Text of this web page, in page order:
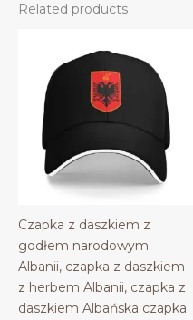
Related products
Czapka z daszkiem z
godłem narodowym
Albanii, czapka z daszkiem
z herbem Albanii, czapka z
daszkiem Albańska czapka